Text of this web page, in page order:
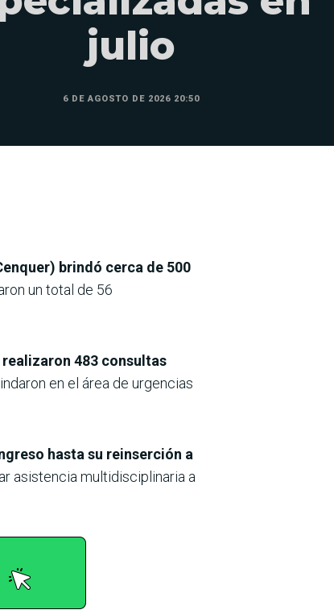
julio
6 DE AGOSTO DE 2026 20:50
brindó cerca de 500
un total de 56
483 consultas
en el área de urgencias
hasta su reinserción a
asistencia multidisciplinaria a